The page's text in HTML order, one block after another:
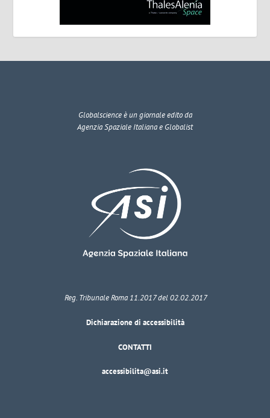
Globalscienceè un giornale edito da
Agenzia Spaziale Italiana e Globalist
Reg. Tribunale Roma 11.2017 del 02.02.2017
Dichiarazione di accessibilità
CONTATTI
accessibilita@asi.it